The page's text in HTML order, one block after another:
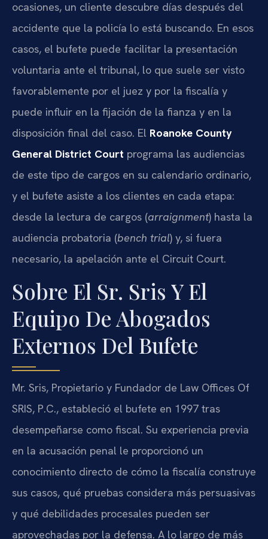
ocasiones, un cliente descubre días después del
accidente que la policía lo está buscando. En esos
casos, el bufete puede facilitar la presentación
voluntaria ante el tribunal, lo que suele ser visto
favorablemente por el juez y por la fiscalía y
puede influir en la fijación de la fianza y en la
disposición final del caso. El Roanoke County
General District Court programa las audiencias
de este tipo de cargos en su calendario ordinario,
y el bufete asiste a los clientes en cada etapa:
desde la lectura de cargos (arraignment) hasta la
audiencia probatoria (bench trial) y, si fuera
necesario, la apelación ante el Circuit Court.
Sobre El Sr. Sris Y El
Equipo De Abogados
Externos Del Bufete
Mr. Sris, Propietario y Fundador de Law Offices Of
SRIS, P.C., estableció el bufete en 1997 tras
desempeñarse como fiscal. Su experiencia previa
en la acusación penal le proporcionó un
conocimiento directo de cómo la fiscalía construye
sus casos, qué pruebas considera más persuasivas
y qué debilidades procesales pueden ser
aprovechadas por la defensa. A lo largo de más